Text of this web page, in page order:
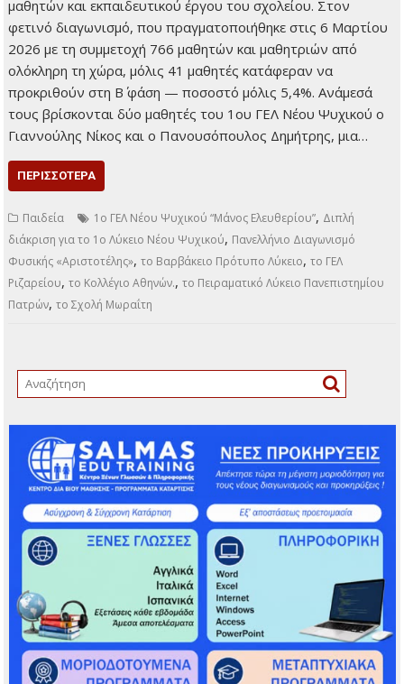
μαθητών και εκπαιδευτικού έργου του σχολείου. Στον
φετινό διαγωνισμό, που πραγματοποιήθηκε στις 6 Μαρτίου
2026 με τη συμμετοχή 766 μαθητών και μαθητριών από
ολόκληρη τη χώρα, μόλις 41 μαθητές κατάφεραν να
προκριθούν στη Β΄ φάση — ποσοστό μόλις 5,4%. Ανάμεσά
τους βρίσκονται δύο μαθητές του 1ου ΓΕΛ Νέου Ψυχικού ο
Γιαννούλης Νίκος και ο Πανουσόπουλος Δημήτρης, μια…
ΠΕΡΙΣΣΌΤΕΡΑ
Παιδεία 1ο ΓΕΛ Νέου Ψυχικού “Μάνος Ελευθερίου”, Διπλή
διάκριση για το 1ο Λύκειο Νέου Ψυχικού, Πανελλήνιο Διαγωνισμό
Φυσικής «Αριστοτέλης»,το Βαρβάκειο Πρότυπο Λύκειο,το ΓΕΛ
Ριζαρείου,το Κολλέγιο Αθηνών.,το Πειραματικό Λύκειο Πανεπιστημίου
Πατρών,το Σχολή Μωραΐτη